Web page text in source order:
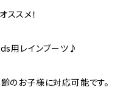
スメ！
用レインブーツ♪
のお子様に対応可能です。